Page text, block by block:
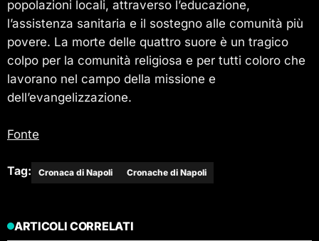
popolazioni locali, attraverso l’educazione,
l’assistenza sanitaria e il sostegno alle comunità più
povere. La morte delle quattro suore è un tragico
colpo per la comunità religiosa e per tutti coloro che
lavorano nel campo della missione e
dell’evangelizzazione.
Fonte
Tag: Cronaca di Napoli Cronache di Napoli
ARTICOLI CORRELATI